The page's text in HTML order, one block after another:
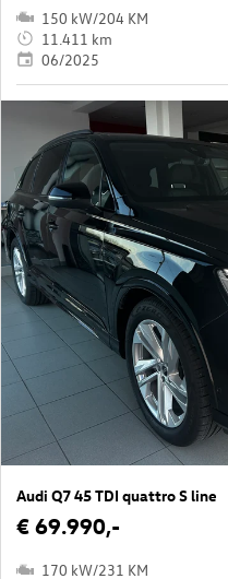
150 kW/204 KM
11.411 km
06/2025
Audi Q7 45 TDI quattro S line
€ 69.990,-
170 kW/231 KM